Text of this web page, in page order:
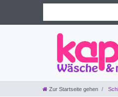
Zur Startseite gehen